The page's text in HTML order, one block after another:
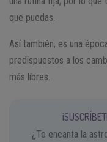
que puedas.
Así también, es una
predispuestos a los
más libres.
¿Te encanta la